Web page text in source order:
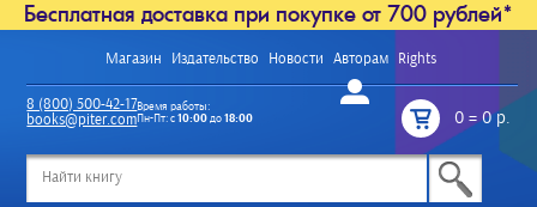
Бесплатная доставка при покупке от 700 рублей*
Магазин Издательство Новости Авторам Rights
Войти
0=0 р.
8 (800) 500-42-17
books@piter.com
Время работы:
Пн-Пт: с10:00до18:00